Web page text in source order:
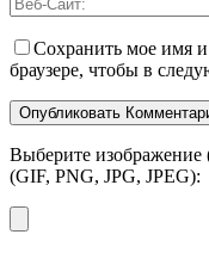
Сохранить мое имя
браузере, чтобы в
Выберите изображение
(GIF, PNG, JPG, JPEG):